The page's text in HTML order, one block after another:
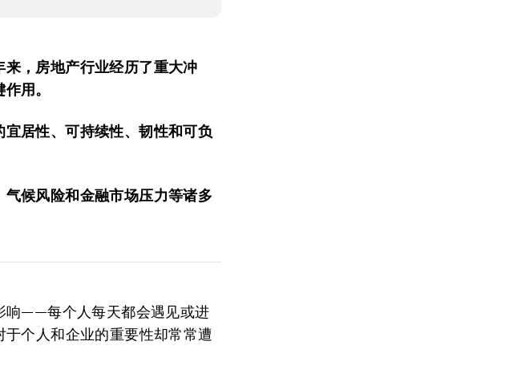
，房地产行业经历了重大冲
用。
居性、可持续性、韧性和可负
候风险和金融市场压力等诸多
响——每个人每天都会遇见或进
个人和企业的重要性却常常遭